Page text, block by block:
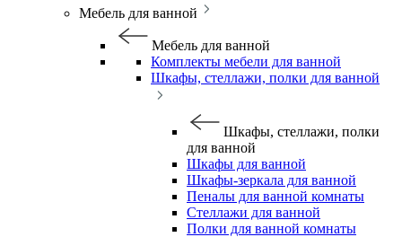
Мебель для ванной
Мебель для ванной
Комплекты мебели для ванной
Шкафы, стеллажи, полки для ванной
Шкафы, стеллажи, полки
для ванной
Шкафы для ванной
Шкафы-зеркала для ванной
Пеналы для ванной комнаты
Стеллажи для ванной
Полки для ванной комнаты